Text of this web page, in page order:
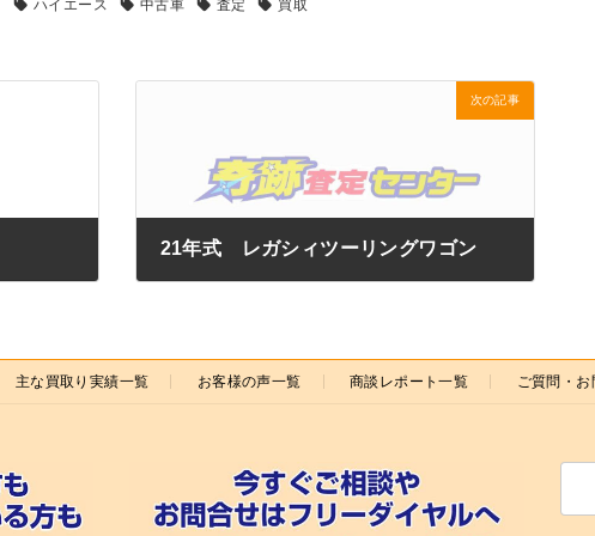
ハイエース 中古車 査定 買取
次の記事
21年式 レガシィツーリングワゴン
主な買取り実績一覧 お客様の声一覧 商談レポート一覧 ご質問・お